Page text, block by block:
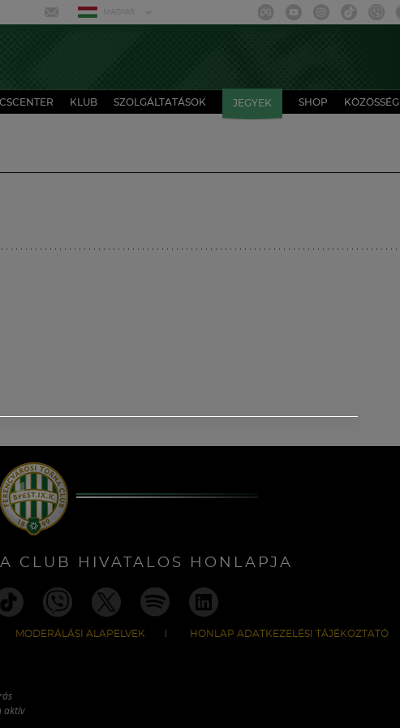
MAGYAR
KLUB SZOLGÁLTATÁSOK JEGYEK SHOP KÖZÖSSÉG
CLUB HIVATALOS HONLAPJA
MODERÁLÁSI ALAPELVEK HONLAP ADATKEZELÉSI TÁJÉKOZTATÓ
aktív